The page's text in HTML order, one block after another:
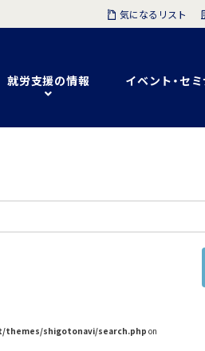
就労支援の情報 イベント・セ
気になるリスト
themes/shigotonavi/search.php on